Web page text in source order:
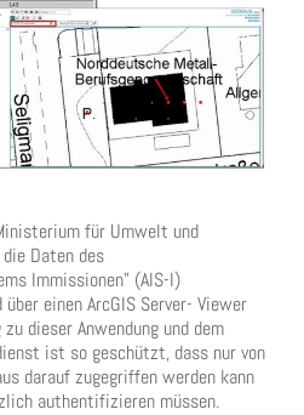
für Umwelt und
Daten des
Immissionen" (AIS-I)
einen ArcGIS Server- Viewer
dieser Anwendung und dem
ist so geschützt, dass nur von
darauf zugegriffen werden kann
authentifizieren müssen.